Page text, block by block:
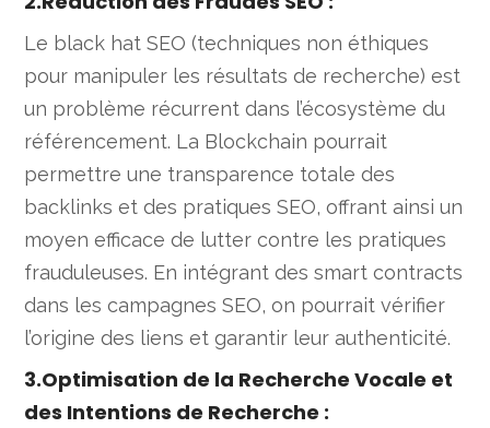
Le black hat SEO (techniques non éthiques
pour manipuler les résultats de recherche) est
un problème récurrent dans l’écosystème du
référencement. La Blockchain pourrait
permettre une transparence totale des
backlinks et des pratiques SEO, offrant ainsi un
moyen efficace de lutter contre les pratiques
frauduleuses. En intégrant des smart contracts
dans les campagnes SEO, on pourrait vérifier
l’origine des liens et garantir leur authenticité.
3.Optimisation de la Recherche Vocale et
des Intentions de Recherche :